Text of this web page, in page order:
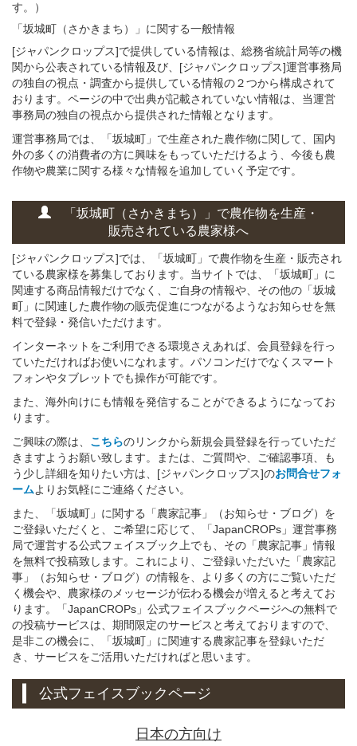
す。）
「坂城町（さかきまち）」 に関する一般情報
[ジャパンクロップス]で提供している情報は、総務省統計局等の機
関から公表されている情報及び、[ジャパンクロップス]運営事務局
の独自の視点・調査から提供している情報の２つから構成されて
おります。ページの中で出典が記載されていない情報は、当運営
事務局の独自の視点から提供された情報となります。
運営事務局では、「坂城町」で生産された農作物に関して、国内
外の多くの消費者の方に興味をもっていただけるよう、今後も農
作物や農業に関する様々な情報を追加していく予定です。
「坂城町（さかきまち）」 で農作物を生産・
販売されている農家様へ
[ジャパンクロップス]では、「坂城町」で農作物を生産・販売され
ている農家様を募集しております。当サイトでは、「坂城町」に
関連する商品情報だけでなく、ご自身の情報や、その他の「坂城
町」に関連した農作物の販売促進につながるようなお知らせを無
料で登録・発信いただけます。
インターネットをご利用できる環境さえあれば、会員登録を行っ
ていただければお使いになれます。パソコンだけでなくスマート
フォンやタブレットでも操作が可能です。
また、海外向けにも情報を発信することができるようになってお
ります。
ご興味の際は、 こちらのリンクから新規会員登録を行っていただ
きますようお願い致します。または、ご質問や、ご確認事項、も
う少し詳細を知りたい方は、[ジャパンクロップス]のお問合せフォ
ームよりお気軽にご連絡ください。
また、「坂城町」に関する「農家記事」（お知らせ・ブログ）を
ご登録いただくと、ご希望に応じて、「JapanCROPs」運営事務
局で運営する公式フェイスブック上でも、その「農家記事」情報
を無料で投稿致します。これにより、ご登録いただいた「農家記
事」（お知らせ・ブログ）の情報を、より多くの方にご覧いただ
く機会や、農家様のメッセージが伝わる機会が増えると考えてお
ります。「JapanCROPs」公式フェイスブックページへの無料で
の投稿サービスは、期間限定のサービスと考えておりますので、
是非この機会に、「坂城町」に関連する農家記事を登録いただ
き、サービスをご活用いただければと思います。
公式フェイスブックページ
日本の方向け